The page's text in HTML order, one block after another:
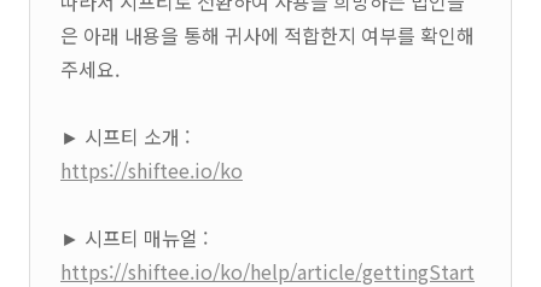
은 아래 내용을 통해 귀사에 적합한지 여부를 확인해
주세요.
► 시프티 소개 :
https://shiftee.io/ko
► 시프티 매뉴얼 :
https://shiftee.io/ko/help/article/gettingStart